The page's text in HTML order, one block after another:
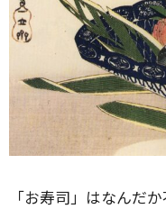
「お寿司」はなんだ